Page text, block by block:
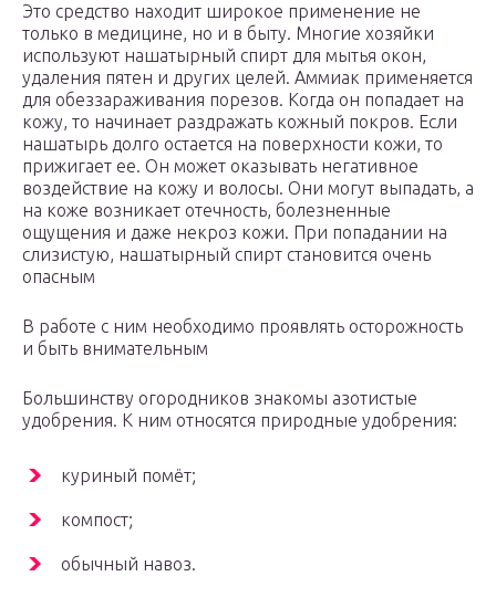
Это средство находит широкое применение не
только в медицине, но и в быту. Многие хозяйки
используют нашатырный спирт для мытья окон,
удаления пятен и других целей. Аммиак применяется
для обеззараживания порезов. Когда он попадает на
кожу, то начинает раздражать кожный покров. Если
нашатырь долго остается на поверхности кожи, то
прижигает ее. Он может оказывать негативное
воздействие на кожу и волосы. Они могут выпадать, а
на коже возникает отечность, болезненные
ощущения и даже некроз кожи. При попадании на
слизистую, нашатырный спирт становится очень
опасным
В работе с ним необходимо проявлять осторожность
и быть внимательным
Большинству огородников знакомы азотистые
удобрения. К ним относятся природные удобрения:
куриный помёт;
компост;
обычный навоз.